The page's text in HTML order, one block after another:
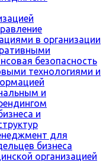
в организации
безопасность
технологиями и
и
и
для
бизнеса
организацией